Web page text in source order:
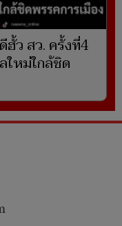
ว สว. ครั้งที่4
ใหม่ใกล้ชิด